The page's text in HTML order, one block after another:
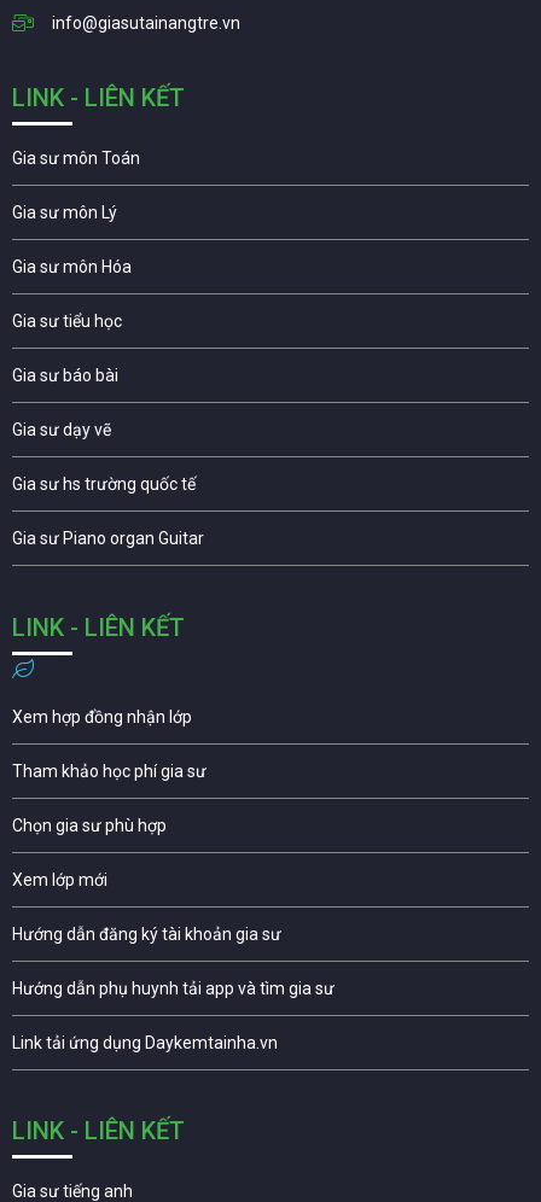
info@giasutainangtre.vn
LINK - LIÊN KẾT
Gia sư môn Toán
Gia sư môn Lý
Gia sư môn Hóa
Gia sư tiểu học
Gia sư báo bài
Gia sư dạy vẽ
Gia sư hs trường quốc tế
Gia sư Piano organ Guitar
LINK - LIÊN KẾT
Xem hợp đồng nhận lớp
Tham khảo học phí gia sư
Chọn gia sư phù hợp
Xem lớp mới
Hướng dẫn đăng ký tài khoản gia sư
Hướng dẫn phụ huynh tải app và tìm gia sư
Link tải ứng dụng Daykemtainha.vn
LINK - LIÊN KẾT
Gia sư tiếng anh